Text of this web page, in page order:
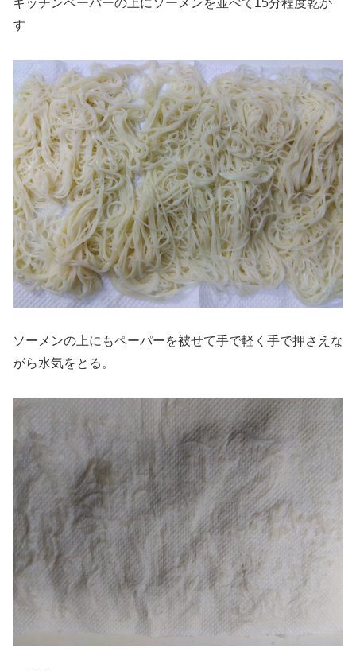
す
ソーメンの上にもペーパーを被せて手で軽く手で押さえな
がら水気をとる。